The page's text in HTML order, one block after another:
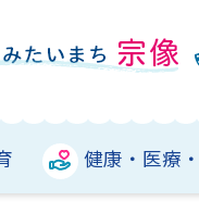
健康・医療